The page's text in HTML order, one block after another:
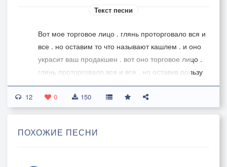
Текст песни
Вот мое торговое лицо . глянь проторговало вся и
все . но оставим то что называют кашлем . и оно
украсит ваш продакшен . вот оно торговое лицо .
глянь проторговало вся и все . но оставив рользу
на пару . истину которой я живу .....
12 0 150
ПОХОЖИЕ ПЕСНИ